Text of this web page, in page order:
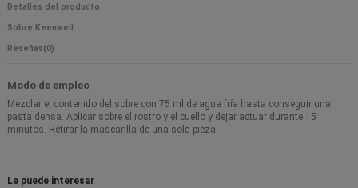
Detalles del producto
Sobre Keenwell
Reseñas(0)
Modo de empleo
Mezclar el contenido del sobre con 75 ml de agua fría hasta conseguir una
pasta densa. Aplicar sobre el rostro y el cuello y dejar actuar durante 15
minutos. Retirar la mascarilla de una sola pieza.
Le puede interesar